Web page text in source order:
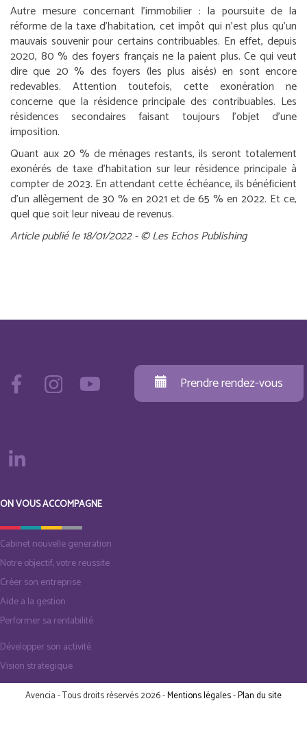
Autre mesure concernant l’immobilier : la poursuite de la
réforme de la taxe d’habitation, cet impôt qui n’est plus qu’un
mauvais souvenir pour certains contribuables. En effet, depuis
2020, 80 % des foyers français ne la paient plus. Ce qui veut
dire que 20 % des foyers (les plus aisés) en sont encore
redevables. Attention toutefois, cette exonération ne
concerne que la résidence principale des contribuables. Les
résidences secondaires faisant toujours l’objet d’une
imposition.
Quant aux 20 % de ménages restants, ils seront totalement
exonérés de taxe d’habitation sur leur résidence principale à
compter de 2023. En attendant cette échéance, ils bénéficient
d’un allègement de 30 % en 2021 et de 65 % en 2022. Et ce,
quel que soit leur niveau de revenus.
Article publié le 18/01/2022 - © Les Echos Publishing
Prendre rendez-vous
ON VOUS ACCOMPAGNE
Cabinet nouvelle generation
Notre objectif, votre reussite
Créer son entreprise
Aide a la gestion
Performer sa rentabilité
Développer son activité
Vision strategique
Avencia - Tous droits réservés 2026 -Mentions légales-Plan du site